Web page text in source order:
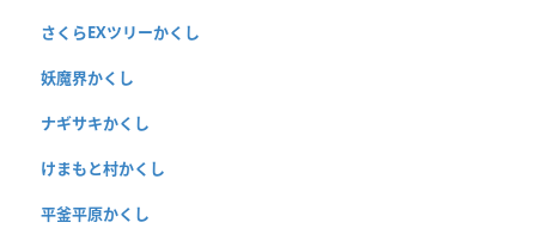
さくらEXツリーかくし
妖魔界かくし
ナギサキかくし
けまもと村かくし
平釜平原かくし